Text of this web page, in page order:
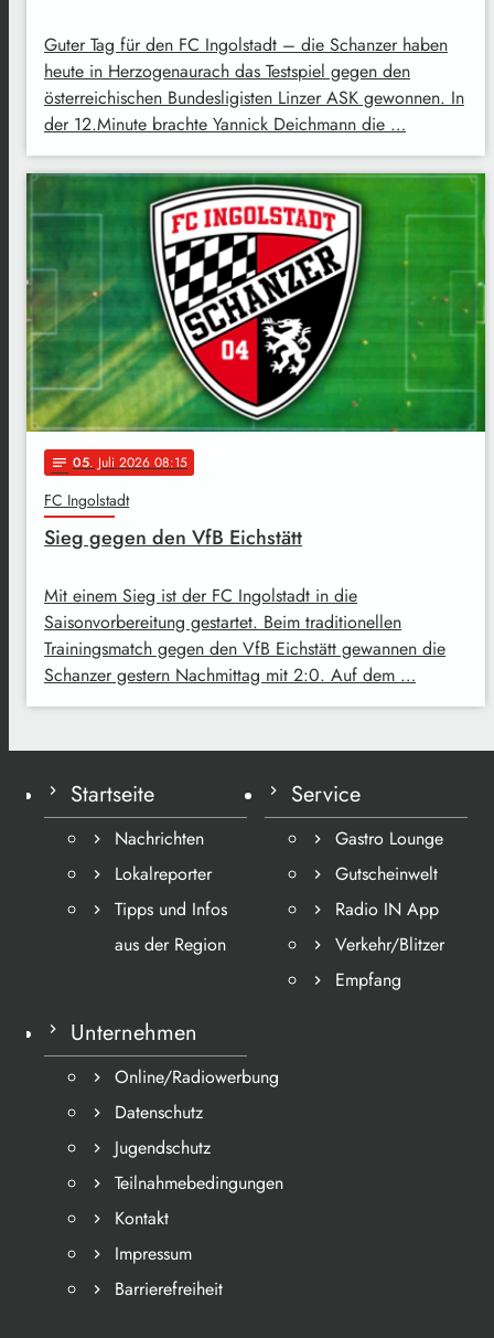
Guter Tag für den FC Ingolstadt – die Schanzer haben
heute in Herzogenaurach das Testspiel gegen den
österreichischen Bundesligisten Linzer ASK gewonnen. In
der 12.Minute brachte Yannick Deichmann die …
notes 05. Juli 2026 08:15
FC Ingolstadt
Sieg gegen den VfB Eichstätt
Mit einem Sieg ist der FC Ingolstadt in die
Saisonvorbereitung gestartet. Beim traditionellen
Trainingsmatch gegen den VfB Eichstätt gewannen die
Schanzer gestern Nachmittag mit 2:0. Auf dem …
Startseite
Nachrichten
Lokalreporter
Tipps und Infos
aus der Region
Service
Gastro Lounge
Gutscheinwelt
Radio IN App
Verkehr/Blitzer
Empfang
Unternehmen
Online/Radiowerbung
Datenschutz
Jugendschutz
Teilnahmebedingungen
Kontakt
Impressum
Barrierefreiheit